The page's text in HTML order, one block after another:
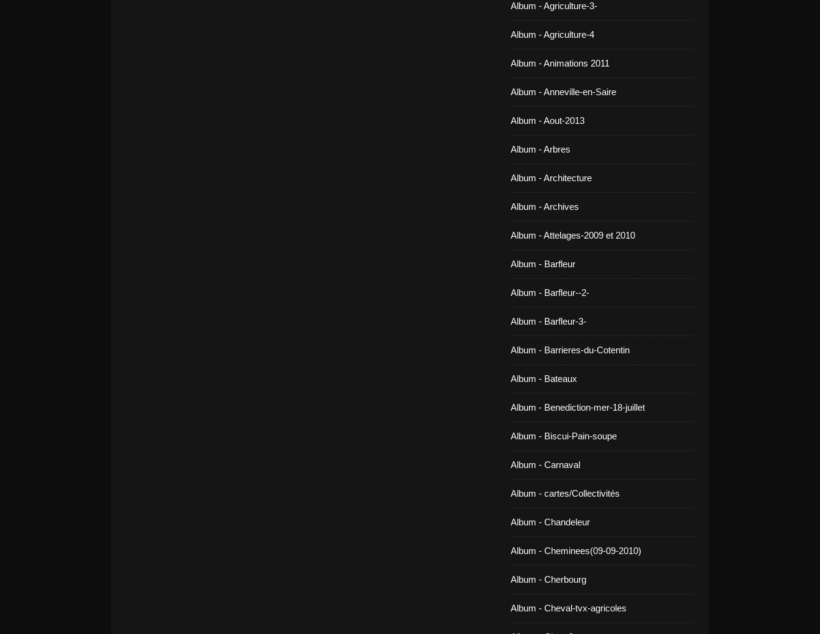
Album - Agriculture-3-
Album - Agriculture-4
Album - Animations 2011
Album - Anneville-en-Saire
Album - Aout-2013
Album - Arbres
Album - Architecture
Album - Archives
Album - Attelages-2009 et 2010
Album - Barfleur
Album - Barfleur--2-
Album - Barfleur-3-
Album - Barrieres-du-Cotentin
Album - Bateaux
Album - Benediction-mer-18-juillet
Album - Biscui-Pain-soupe
Album - Carnaval
Album - cartes/Collectivités
Album - Chandeleur
Album - Cheminees(09-09-2010)
Album - Cherbourg
Album - Cheval-tvx-agricoles